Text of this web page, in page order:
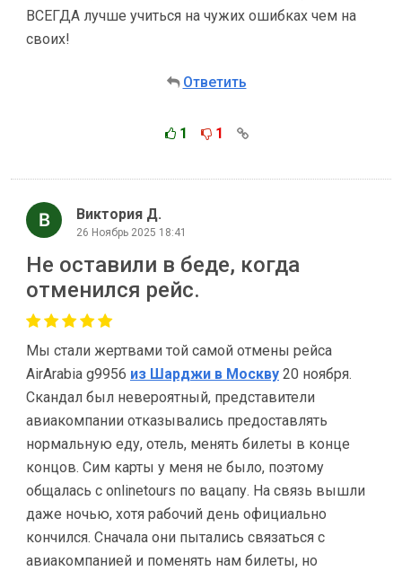
ВСЕГДА лучше учиться на чужих ошибках чем на
своих!
Ответить
1 1
Виктория Д.
26 Ноябрь 2025 18:41
Не оставили в беде, когда
отменился рейс.
Мы стали жертвами той самой отмены рейса
AirArabia g9956 из Шарджи в Москву 20 ноября.
Скандал был невероятный, представители
авиакомпании отказывались предоставлять
нормальную еду, отель, менять билеты в конце
концов. Сим карты у меня не было, поэтому
общалась с onlinetours по вацапу. На связь вышли
даже ночью, хотя рабочий день официально
кончился. Сначала они пытались связаться с
авиакомпанией и поменять нам билеты, но